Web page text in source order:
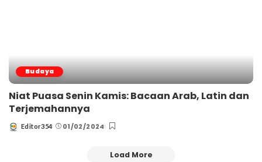
Budaya
Niat Puasa Senin Kamis: Bacaan Arab, Latin dan
Terjemahannya
Posted
Editor354 01/02/2024
Load More